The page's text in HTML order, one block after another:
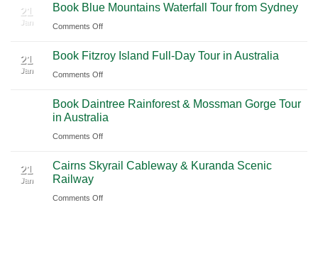
Tulum
Pudong
International
(PVG)
Airport
Guide
|
Book
Service
with
Ciiclo
21
Jan
Book Blue Mountains Waterfall Tour from Sydney
Comments Offon
Blue
Mountains
Tour
from
Sydney
21
Jan
Book Fitzroy Island Full-Day Tour in Australia
Comments Offon
Fitzroy
Island
Full-
Tour
Australia
Book Daintree Rainforest & Mossman Gorge Tour
in Australia
Comments Offon
Daintree
&
21
Jan
Cairns Skyrail Cableway & Kuranda Scenic
Railway
Comments Offon